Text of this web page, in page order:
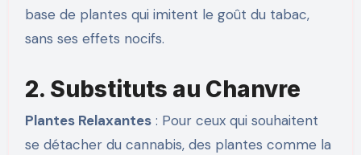
base de plantes qui imitent le goût du tabac,
sans ses effets nocifs.
2. Substituts au Chanvre
Plantes Relaxantes: Pour ceux qui souhaitent
se détacher du cannabis, des plantes comme la